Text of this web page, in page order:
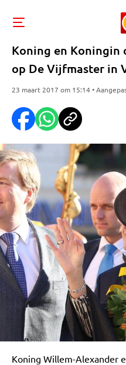
Koning en Koningin
op De Vijfmaster in
23 maart 2017 om 15:14 •
Koning Willem-Alexander